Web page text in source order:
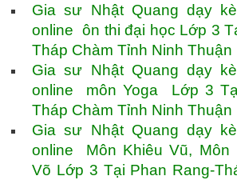
Gia sư Nhật Quang dạy
online ôn thi đại học Lớp 3
Tháp Chàm Tỉnh Ninh Thuận
Gia sư Nhật Quang dạy
online môn Yoga Lớp 3
Tháp Chàm Tỉnh Ninh Thuận
Gia sư Nhật Quang dạy
online Môn Khiêu Vũ, Môn
Võ Lớp 3 Tại Phan Rang-